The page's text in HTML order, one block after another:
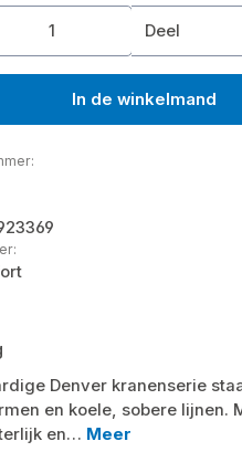
Voer de
Deel
In de winkelmand
Denver kranenserie
en koele, sobere lijnen.
en… Meer